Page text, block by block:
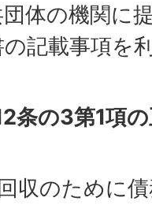
体の機関に
記載事項を
条の3第1項
収のために